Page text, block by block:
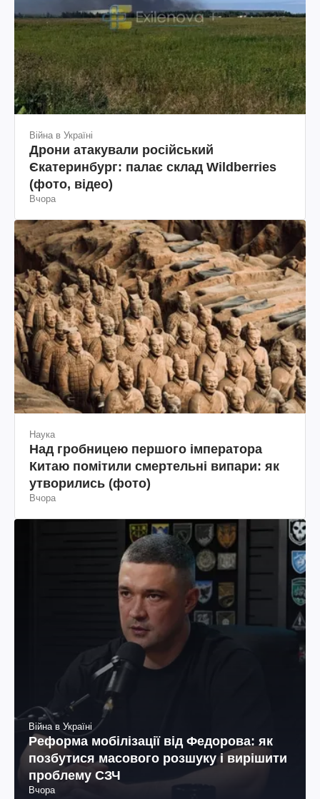
Війна в Україні
Дрони атакували російський
Єкатеринбург: палає склад Wildberries
(фото, відео)
Вчора
Наука
Над гробницею першого імператора
Китаю помітили смертельні випари: як
утворились (фото)
Вчора
Війна в Україні
Реформа мобілізації від Федорова: як
позбутися масового розшуку і вирішити
проблему СЗЧ
Вчора